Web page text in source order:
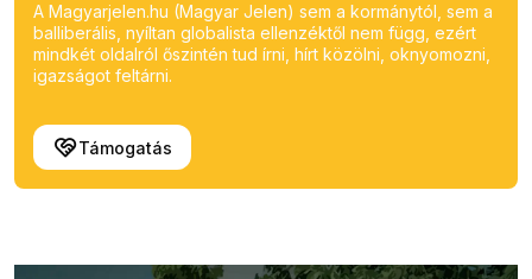
A Magyarjelen.hu (Magyar Jelen) sem a kormánytól, sem a
balliberális, nyíltan globalista ellenzéktől nem függ, ezért
mindkét oldalról őszintén tud írni, hírt közölni, oknyomozni,
igazságot feltárni.
Támogatás